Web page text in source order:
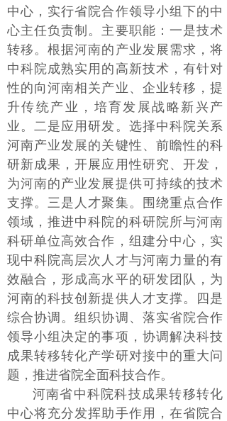
中心，实行省院合作领导小组下的中
心主任负责制。主要职能：一是技术
转移。根据河南的产业发展需求，将
中科院成熟实用的高新技术，有针对
性的向河南相关产业、企业转移，提
升传统产业，培育发展战略新兴产
业。二是应用研发。选择中科院关系
河南产业发展的关键性、前瞻性的科
研新成果，开展应用性研究、开发，
为河南的产业发展提供可持续的技术
支撑。三是人才聚集。围绕重点合作
领域，推进中科院的科研院所与河南
科研单位高效合作，组建分中心，实
现中科院高层次人才与河南力量的有
效融合，形成高水平的研发团队，为
河南的科技创新提供人才支撑。四是
综合协调。组织协调、落实省院合作
领导小组决定的事项，协调解决科技
成果转移转化产学研对接中的重大问
题，推进省院全面科技合作。
河南省中科院科技成果转移转化
中心将充分发挥助手作用，在省院合